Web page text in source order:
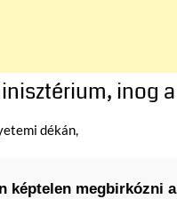
inog
dékán,
képtelen megbirkózni